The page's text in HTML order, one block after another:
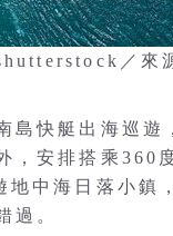
／來
島快艇出海巡遊
，安排搭乘360
中海日落小鎮
過。